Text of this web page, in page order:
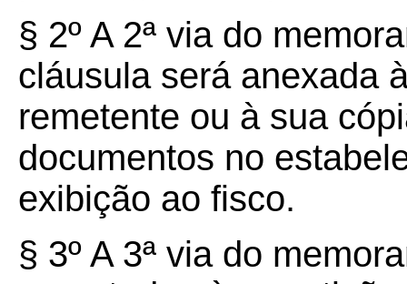
§ 2º A 2ª via do
cláusula será anexada
remetente ou à sua
documentos no
exibição ao fisco.
§ 3º A 3ª via do